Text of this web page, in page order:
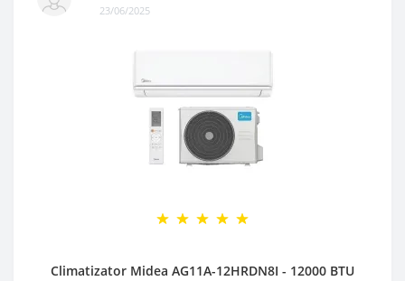
23/06/2025
Climatizator Midea AG11A-12HRDN8I - 12000 BTU